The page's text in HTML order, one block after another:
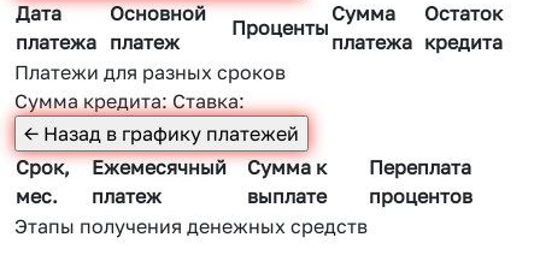
Дата
платежа
Основной
платеж
Проценты
Сумма
платежа
Остаток
кредита
Платежи для разных сроков
Сумма кредита:Ставка:
Срок,
мес.
Ежемесячный
платеж
Сумма к
выплате
Переплата
процентов
Этапы получения денежных средств